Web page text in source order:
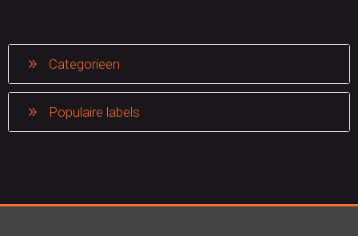
Categorieen
Populaire labels